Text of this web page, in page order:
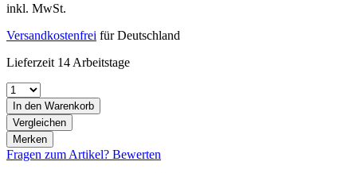
inkl. MwSt.
Versandkostenfrei für Deutschland
Lieferzeit 14 Arbeitstage
In den Warenkorb
Vergleichen
Merken
Fragen zum Artikel? Bewerten